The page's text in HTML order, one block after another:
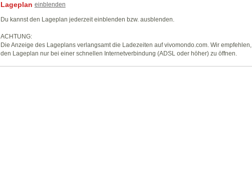
Lageplan einblenden
Du kannst den Lageplan jederzeit einblenden bzw. ausblenden.
ACHTUNG:
Die Anzeige des Lageplans verlangsamt die Ladezeiten auf vivomondo.com. Wir empfehlen,
den Lageplan nur bei einer schnellen Internetverbindung (ADSL oder höher) zu öffnen.